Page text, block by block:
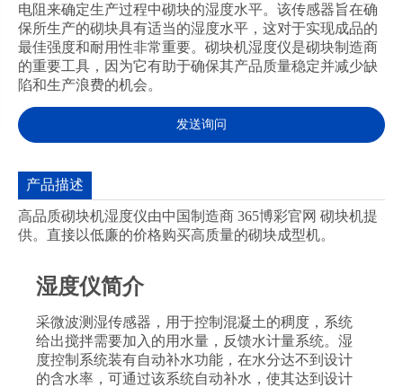
电阻来确定生产过程中砌块的湿度水平。该传感器旨在确
保所生产的砌块具有适当的湿度水平，这对于实现成品的
最佳强度和耐用性非常重要。砌块机湿度仪是砌块制造商
的重要工具，因为它有助于确保其产品质量稳定并减少缺
陷和生产浪费的机会。
发送询问
产品描述
高品质砌块机湿度仪由中国制造商 365博彩官网 砌块机提
供。直接以低廉的价格购买高质量的砌块成型机。
湿度仪简介
采微波测湿传感器，用于控制混凝土的稠度，系统
给出搅拌需要加入的用水量，反馈水计量系统。湿
度控制系统装有自动补水功能，在水分达不到设计
的含水率，可通过该系统自动补水，使其达到设计